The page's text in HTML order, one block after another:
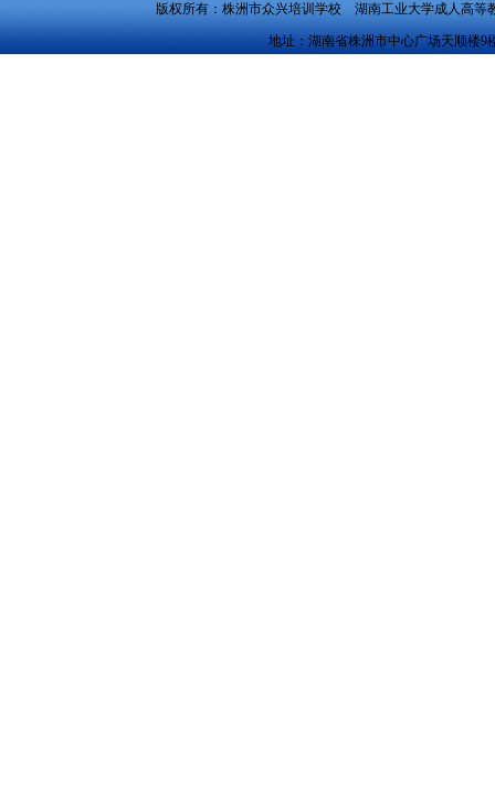
版权所有：株洲市众兴培训学校 湖南工业大学成人高等
地址：湖南省株洲市中心广场天顺楼